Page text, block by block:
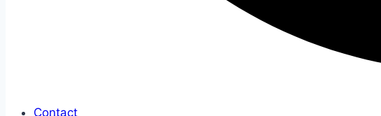
Contact